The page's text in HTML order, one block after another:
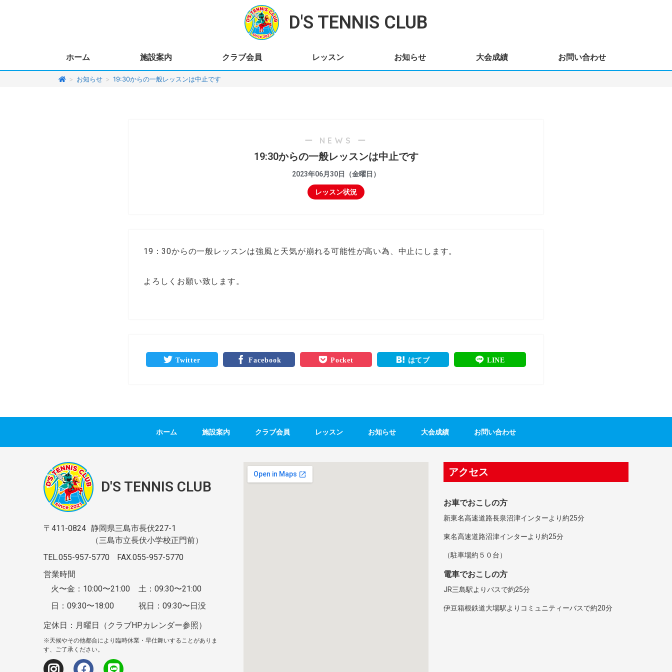
D'S TENNIS CLUB
ホーム 施設案内 クラブ会員 レッスン お知らせ 大会成績 お問い合わせ
> お知らせ > 19:30からの一般レッスンは中止です
ー NEWS ー
19:30からの一般レッスンは中止です
2023年06月30日（金曜日）
レッスン状況
19：30からの一般レッスンは強風と天気が崩れる可能性が高い為、中止にします。
よろしくお願い致します。
Twitter Facebook Pocket はてブ LINE
ホーム 施設案内 クラブ会員 レッスン お知らせ 大会成績 お問い合わせ
D'S TENNIS CLUB
〒411-0824 静岡県三島市長伏227-1
（三島市立長伏小学校正門前）
TEL.055-957-5770
FAX.055-957-5770
営業時間
火〜金：10:00〜21:00
土：09:30〜21:00
日：09:30〜18:00
祝日：09:30〜日没
定休日：月曜日（クラブHPカレンダー参照）
※天候やその他都合により臨時休業・早仕舞いすることがありま
す、ご了承ください。
アクセス
お車でおこしの方
新東名高速道路長泉沼津インターより約25分
東名高速道路沼津インターより約25分
（駐車場約５０台）
電車でおこしの方
JR三島駅よりバスで約25分
伊豆箱根鉄道大場駅よりコミュニティーバスで約20分